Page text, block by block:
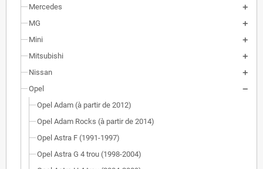
Mercedes
MG
Mini
Mitsubishi
Nissan
Opel
Opel Adam (à partir de 2012)
Opel Adam Rocks (à partir de 2014)
Opel Astra F (1991-1997)
Opel Astra G 4 trou (1998-2004)